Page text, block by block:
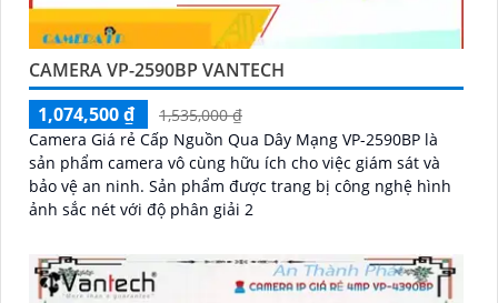
CAMERA VP-2590BP VANTECH
1,074,500 ₫
1,535,000 ₫
Camera Giá rẻ Cấp Nguồn Qua Dây Mạng VP-2590BP là
sản phẩm camera vô cùng hữu ích cho việc giám sát và
bảo vệ an ninh. Sản phẩm được trang bị công nghệ hình
ảnh sắc nét với độ phân giải 2